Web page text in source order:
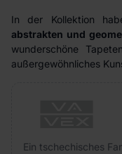
In der Kollektion
abstrakten und
wunderschöne
außergewöhnliches
Ein tschechisches